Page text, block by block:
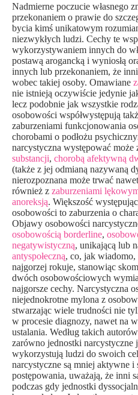
Nadmierne poczucie własnego
przekonaniem o prawie do
bycia kimś unikatowym
niezwykłych ludzi. Cechy te
wykorzystywaniem innych do
postawą arogancką i wyniosłą
innych lub przekonaniem, że
wobec takiej osoby. Omawiane
nie istnieją oczywiście jedynie
lecz podobnie jak wszystkie
osobowości współwystępują
zaburzeniami funkcjonowania
chorobami o podłożu
narcystyczna występować może
substancji, chorobą afektywną
(także z jej odmianą nazywaną
nierozpoznana może trwać
również z zaburzeniami
anoreksją. Większość
osobowości to zaburzenia o
Objawy osobowości
osobowością borderline,
negatywistyczną, unikającą lub
antyspołeczną, co, jak
najgorzej rokuje, stanowiąc
dwóch osobowościowych
najgorsze cechy. Narcystyczna
niejednokrotne mylona z
stwarzając wiele trudności nie
w procesie diagnozy, nawet na
ustalania. Według takich autorów
zarówno jednostki narcystyczne
wykorzystują ludzi do swoich
narcystyczne są mniej aktywne i
postępowania, uważają, że inni
podczas gdy jednostki